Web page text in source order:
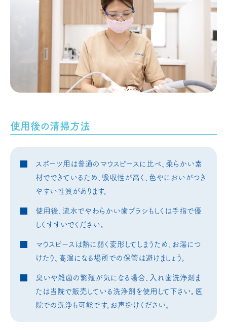
使用後の清掃方法
スポーツ用は普通のマウスピースに比べ、柔らかい素
材でできているため、吸収性が高く、色やにおいがつき
やすい性質があります。
使用後、流水でやわらかい歯ブラシもしくは手指で優
しくすすいでください。
マウスピースは熱に弱く変形してしまうため、お湯につ
けたり、高温になる場所での保管は避けましょう。
臭いや雑菌の繁殖が気になる場合、入れ歯洗浄剤ま
たは当院で販売している洗浄剤を使用して下さい。医
院での洗浄も可能です。お声掛けください。